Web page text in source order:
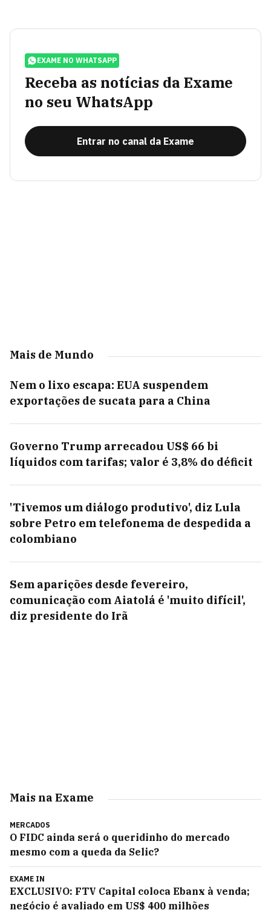
EXAME NO WHATSAPP
Receba as notícias da Exame
no seu WhatsApp
Entrar no canal da Exame
Mais de Mundo
Nem o lixo escapa: EUA suspendem
exportações de sucata para a China
Governo Trump arrecadou US$ 66 bi
líquidos com tarifas; valor é 3,8% do déficit
'Tivemos um diálogo produtivo', diz Lula
sobre Petro em telefonema de despedida a
colombiano
Sem aparições desde fevereiro,
comunicação com Aiatolá é 'muito difícil',
diz presidente do Irã
Mais na Exame
MERCADOS
O FIDC ainda será o queridinho do mercado
mesmo com a queda da Selic?
EXAME IN
EXCLUSIVO: FTV Capital coloca Ebanx à venda;
negócio é avaliado em US$ 400 milhões